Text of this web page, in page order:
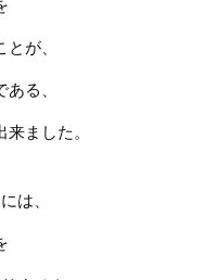
が、
る、
ました。
は、